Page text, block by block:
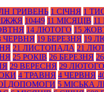
ГРИВЕНЬ 1 СІЧНЯ 1
10449 11 МІСЯЦІВ
14 ЛЮТОГО 15
ЧЕРВНЯ 19 БЕРЕЗНЯ 19
21 ЛИСТОПАДА 21
25 РОКІВ 26 БЕРЕЗНЯ
29 ВЕРЕСНЯ 29 ЛЮТОГО
4 ТРАВНЯ 4 ЧЕРВНЯ
ДОПОМОГИ 5 МІСЬКА